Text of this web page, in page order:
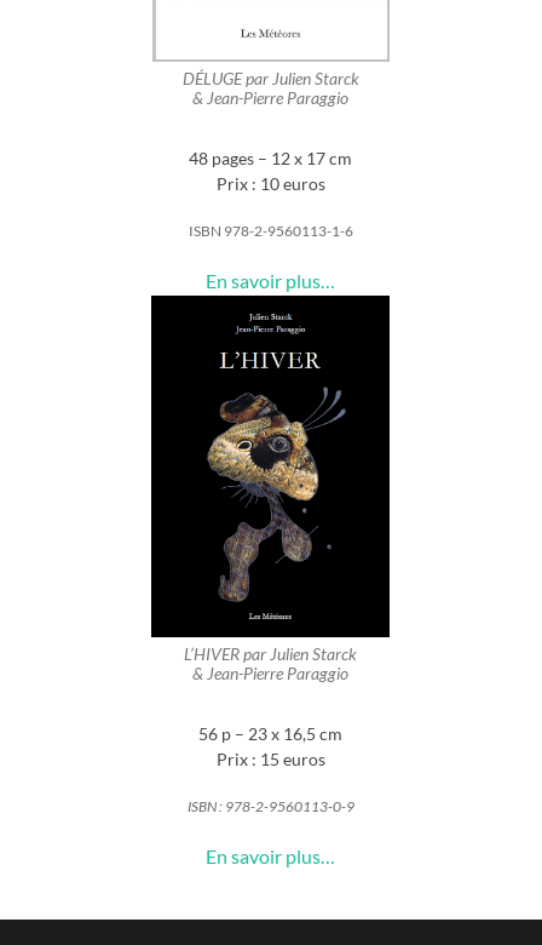
DÉLUGE par Julien Starck
& Jean-Pierre Paraggio
48 pages – 12 x 17 cm
Prix : 10 euros
ISBN 978-2-9560113-1-6
En savoir plus…
L’HIVER par Julien Starck
& Jean-Pierre Paraggio
56 p – 23 x 16,5 cm
Prix : 15 euros
ISBN : 978-2-9560113-0-9
En savoir plus…